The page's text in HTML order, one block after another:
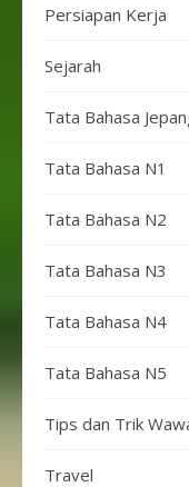
Persiapan Kerja
Sejarah
Tata Bahasa
Tata Bahasa N1
Tata Bahasa N2
Tata Bahasa N3
Tata Bahasa N4
Tata Bahasa N5
Tips dan Trik
Travel